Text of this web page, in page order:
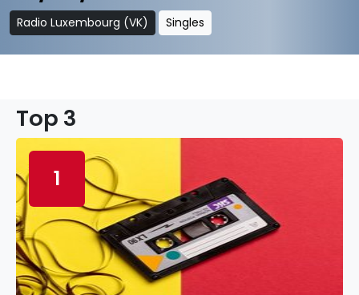
Radio Luxembourg (VK) Singles
Top 3
1